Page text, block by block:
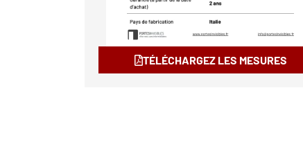
TÉLÉCHARGEZ LES MESURES